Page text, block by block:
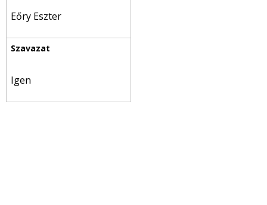
Eőry Eszter
Igen